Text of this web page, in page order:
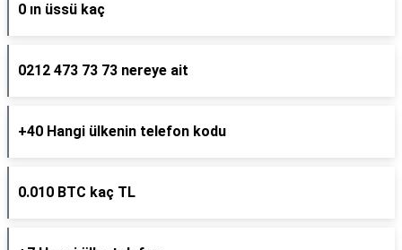
0 ın üssü kaç
0212 473 73 73 nereye ait
+40 Hangi ülkenin telefon kodu
0.010 BTC kaç TL